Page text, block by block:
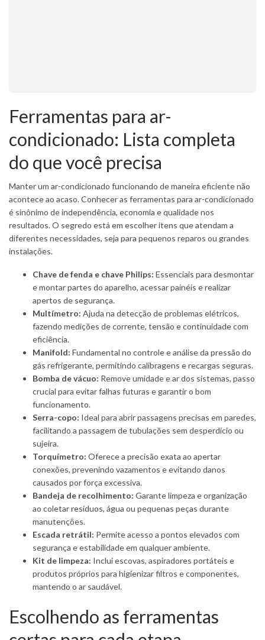
Ferramentas para ar-
condicionado: Lista completa
do que você precisa
Manter um ar-condicionado funcionando de maneira eficiente não
acontece ao acaso. Conhecer as ferramentas para ar-condicionado
é sinônimo de independência, economia e qualidade nos
resultados. O segredo está em escolher itens que atendam a
diferentes necessidades, seja para pequenos reparos ou grandes
instalações.
Chave de fenda e chave Philips: Essenciais para desmontar
e montar partes do aparelho, acessar painéis e realizar
apertos de segurança.
Multímetro: Ajuda na detecção de problemas elétricos,
fazendo medições de corrente, tensão e continuidade com
eficiência.
Manifold: Fundamental no controle e análise da pressão do
gás refrigerante, permitindo calibragens e recargas seguras.
Bomba de vácuo: Remove umidade e ar dos sistemas, passo
crucial para evitar falhas futuras e garantir o bom
funcionamento.
Serra-copo: Ideal para abrir passagens precisas em paredes,
facilitando a passagem de tubulações sem desperdício ou
sujeira.
Torquímetro: Oferece a precisão exata ao apertar
conexões, prevenindo vazamentos e evitando danos
causados por força excessiva.
Bandeja de recolhimento: Garante limpeza e organização
ao coletar resíduos, água ou pequenas peças durante
manutenções.
Escada retrátil: Permite acesso a pontos elevados com
segurança e estabilidade em qualquer ambiente.
Kit de limpeza: Inclui escovas, aspiradores portáteis e
produtos próprios para higienizar filtros e componentes,
mantendo o ar saudável.
Escolhendo as ferramentas